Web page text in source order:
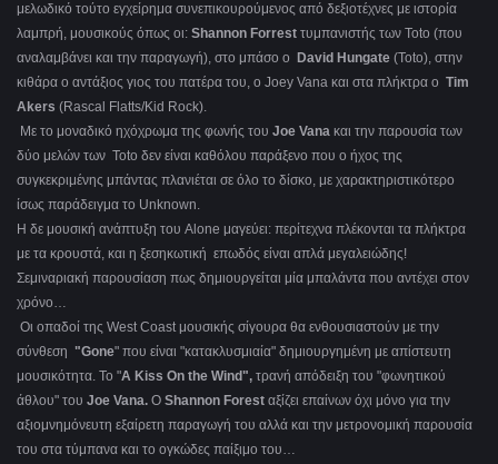
μελωδικό τούτο εγχείρημα συνεπικουρούμενος από δεξιοτέχνες με ιστορία
λαμπρή, μουσικούς όπως οι: Shannon Forrest τυμπανιστής των Toto (που
αναλαμβάνει και την παραγωγή), στο μπάσο ο
David Hungate (Toto), στην
κιθάρα ο αντάξιος γιος του πατέρα του, ο Joey Vana και στα πλήκτρα ο Tim
Akers (Rascal Flatts/Kid Rock).
Με το μοναδικό ηχόχρωμα της φωνής του Joe Vana και την παρουσία των
δύο μελών των Toto δεν είναι καθόλου παράξενο που ο ήχος της
συγκεκριμένης μπάντας πλανιέται σε όλο το δίσκο, με χαρακτηριστικότερο
ίσως παράδειγμα το Unknown.
Η δε μουσική ανάπτυξη του Alone μαγεύει: περίτεχνα πλέκονται τα πλήκτρα
με τα κρουστά, και η ξεσηκωτική επωδός είναι απλά μεγαλειώδης!
Σεμιναριακή παρουσίαση πως δημιουργείται μία μπαλάντα που αντέχει στον
χρόνο…
Οι οπαδοί της West Coast μουσικής σίγουρα θα ενθουσιαστούν με την
σύνθεση "Gone" που είναι "κατακλυσμιαία" δημιουργημένη με απίστευτη
μουσικότητα. Το "A Kiss On the Wind", τρανή απόδειξη του "φωνητικού
άθλου" του Joe Vana. Ο Shannon Forest αξίζει επαίνων όχι μόνο για την
αξιομνημόνευτη εξαίρετη παραγωγή του αλλά και την μετρονομική παρουσία
του στα τύμπανα και το ογκώδες παίξιμο του…